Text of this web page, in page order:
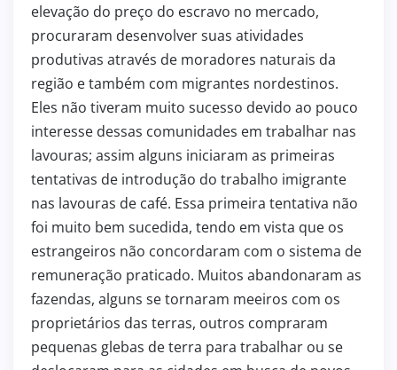
elevação do preço do escravo no mercado,
procuraram desenvolver suas atividades
produtivas através de moradores naturais da
região e também com migrantes nordestinos.
Eles não tiveram muito sucesso devido ao pouco
interesse dessas comunidades em trabalhar nas
lavouras; assim alguns iniciaram as primeiras
tentativas de introdução do trabalho imigrante
nas lavouras de café. Essa primeira tentativa não
foi muito bem sucedida, tendo em vista que os
estrangeiros não concordaram com o sistema de
remuneração praticado. Muitos abandonaram as
fazendas, alguns se tornaram meeiros com os
proprietários das terras, outros compraram
pequenas glebas de terra para trabalhar ou se